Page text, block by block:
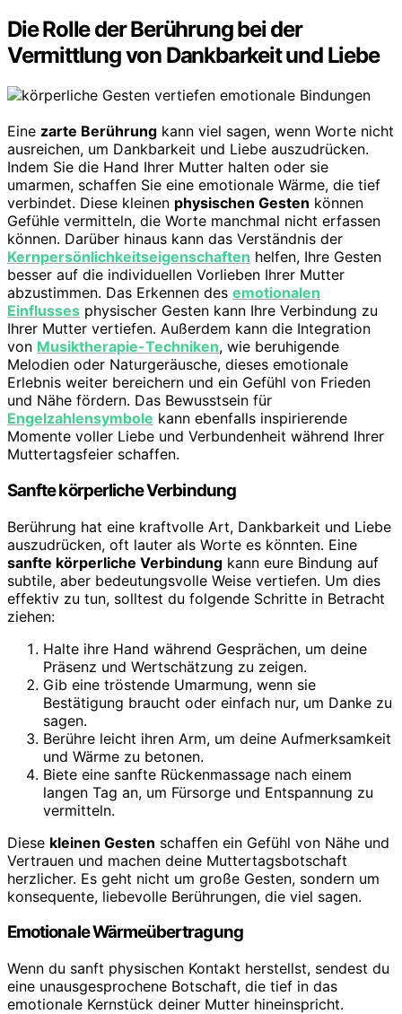
Die Rolle der Berührung bei der
Vermittlung von Dankbarkeit und Liebe
Eine zarte Berührung kann viel sagen, wenn Worte nicht
ausreichen, um Dankbarkeit und Liebe auszudrücken.
Indem Sie die Hand Ihrer Mutter halten oder sie
umarmen, schaffen Sie eine emotionale Wärme, die tief
verbindet. Diese kleinen physischen Gesten können
Gefühle vermitteln, die Worte manchmal nicht erfassen
können. Darüber hinaus kann das Verständnis der
Kernpersönlichkeitseigenschaften helfen, Ihre Gesten
besser auf die individuellen Vorlieben Ihrer Mutter
abzustimmen. Das Erkennen des emotionalen
Einflusses physischer Gesten kann Ihre Verbindung zu
Ihrer Mutter vertiefen. Außerdem kann die Integration
von Musiktherapie-Techniken, wie beruhigende
Melodien oder Naturgeräusche, dieses emotionale
Erlebnis weiter bereichern und ein Gefühl von Frieden
und Nähe fördern. Das Bewusstsein für
Engelzahlensymbole kann ebenfalls inspirierende
Momente voller Liebe und Verbundenheit während Ihrer
Muttertagsfeier schaffen.
Sanfte körperliche Verbindung
Berührung hat eine kraftvolle Art, Dankbarkeit und Liebe
auszudrücken, oft lauter als Worte es könnten. Eine
sanfte körperliche Verbindung kann eure Bindung auf
subtile, aber bedeutungsvolle Weise vertiefen. Um dies
effektiv zu tun, solltest du folgende Schritte in Betracht
ziehen:
Halte ihre Hand während Gesprächen, um deine
Präsenz und Wertschätzung zu zeigen.
Gib eine tröstende Umarmung, wenn sie
Bestätigung braucht oder einfach nur, um Danke zu
sagen.
Berühre leicht ihren Arm, um deine Aufmerksamkeit
und Wärme zu betonen.
Biete eine sanfte Rückenmassage nach einem
langen Tag an, um Fürsorge und Entspannung zu
vermitteln.
Diese kleinen Gesten schaffen ein Gefühl von Nähe und
Vertrauen und machen deine Muttertagsbotschaft
herzlicher. Es geht nicht um große Gesten, sondern um
konsequente, liebevolle Berührungen, die viel sagen.
Emotionale Wärmeübertragung
Wenn du sanft physischen Kontakt herstellst, sendest du
eine unausgesprochene Botschaft, die tief in das
emotionale Kernstück deiner Mutter hineinspricht.